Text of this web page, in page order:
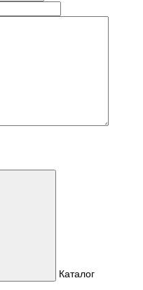
Каталог